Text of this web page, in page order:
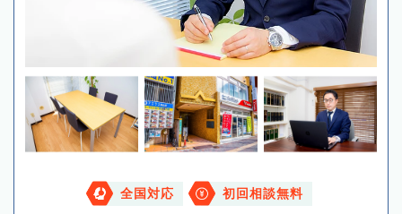
全国対応 初回相談無料